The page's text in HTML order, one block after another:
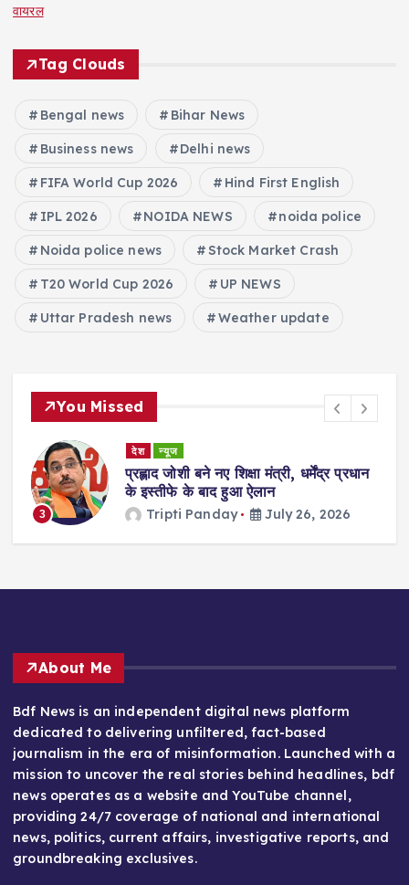
वायरल
Tag Clouds
Bengal news Bihar News
Business news Delhi news
FIFA World Cup 2026 Hind First English
IPL 2026 NOIDA NEWS noida police
Noida police news Stock Market Crash
T20 World Cup 2026 UP NEWS
Uttar Pradesh news Weather update
You Missed
3
देश न्यूज
प्रह्लाद जोशी बने नए शिक्षा मंत्री, धर्मेंद्र प्रधान
के इस्तीफे के बाद हुआ ऐलान
Tripti Panday July 26, 2026
About Me
Bdf News is an independent digital news platform
dedicated to delivering unfiltered, fact-based
journalism in the era of misinformation. Launched with a
mission to uncover the real stories behind headlines, bdf
news operates as a website and YouTube channel,
providing 24/7 coverage of national and international
news, politics, current affairs, investigative reports, and
groundbreaking exclusives.